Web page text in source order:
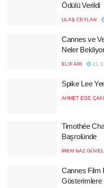
Ödülü Verildi
ULAŞ CEYLAN
Cannes ve
Neler
ELIF ARI 21
Spike Lee
AHMET EGE
Timothée
Başrolünde
İREM NAZ GÜVEL
Cannes Film
Gösterimlere